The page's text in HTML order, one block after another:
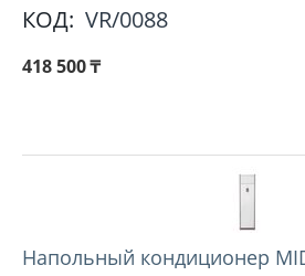
КОД: VR/0088
418 500₸
Напольный кондиционер